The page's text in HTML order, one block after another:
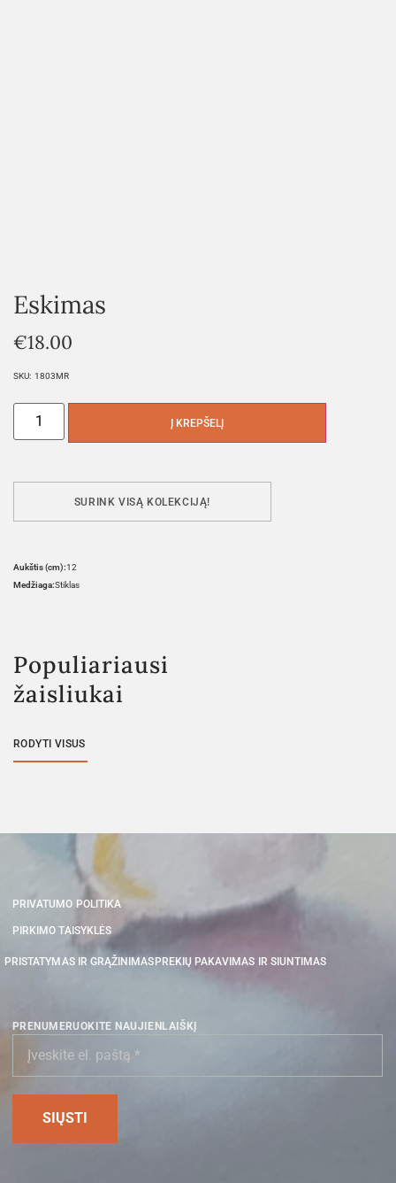
Eskimas
€18.00
SKU: 1803MR
Į KREPŠELĮ
SURINK VISĄ KOLEKCIJĄ!
Aukštis (cm):12
Medžiaga:Stiklas
Populiariausi
žaisliukai
RODYTI VISUS
PRIVATUMO POLITIKA
PIRKIMO TAISYKLĖS
PRISTATYMAS IR GRĄŽINIMAS PREKIŲ PAKAVIMAS IR SIUNTIMAS
PRENUMERUOKITE NAUJIENLAIŠKĮ